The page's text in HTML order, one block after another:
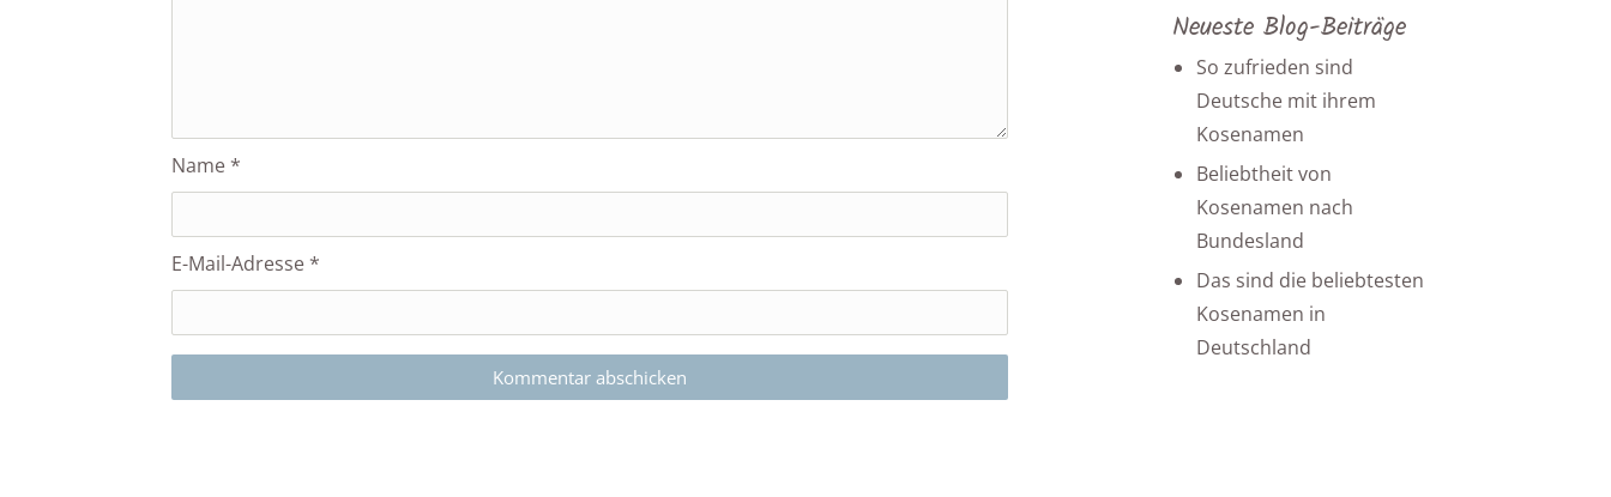
Name *
E-Mail-Adresse *
Neueste Blog-Beiträge
So zufrieden sind
Deutsche mit ihrem
Kosenamen
Beliebtheit von
Kosenamen nach
Bundesland
Das sind die beliebtesten
Kosenamen in
Deutschland